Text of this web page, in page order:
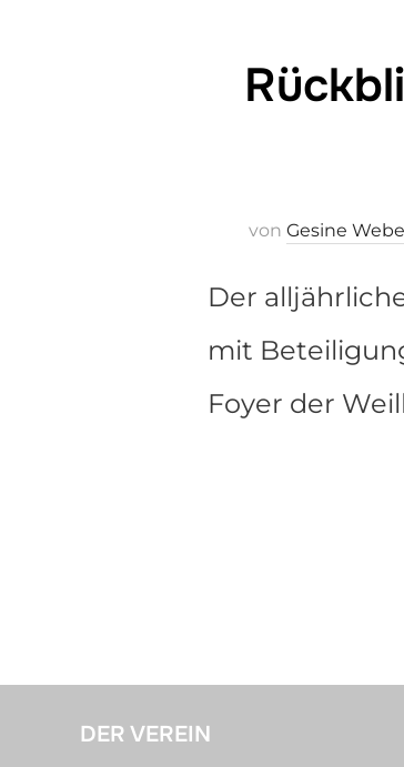
von Gesine
Der
mit
Foyer der
DER VEREIN